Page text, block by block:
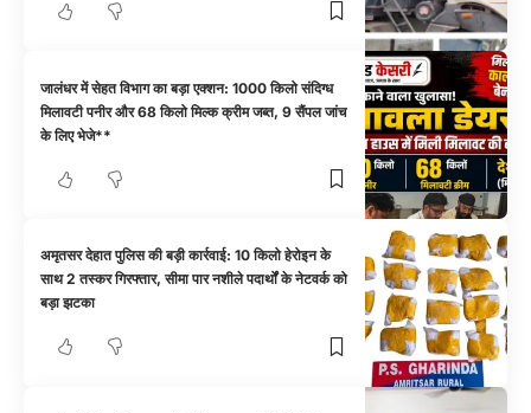
जालंधर में सेहत विभाग का बड़ा एक्शन: 1000 किलो संदिग्ध
मिलावटी पनीर और 68 किलो मिल्क क्रीम जब्त, 9 सैंपल जांच
के लिए भेजे**
अमृतसर देहात पुलिस की बड़ी कार्रवाई: 10 किलो हेरोइन के
साथ 2 तस्कर गिरफ्तार, सीमा पार नशीले पदार्थों के नेटवर्क को
बड़ा झटका